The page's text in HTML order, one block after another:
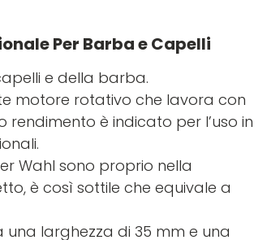
Per Barba e Capelli
e della barba.
motore rotativo che lavora con
è indicato per l’uso in
Wahl sono proprio nella
è così sottile che equivale a
larghezza di 35 mm e una